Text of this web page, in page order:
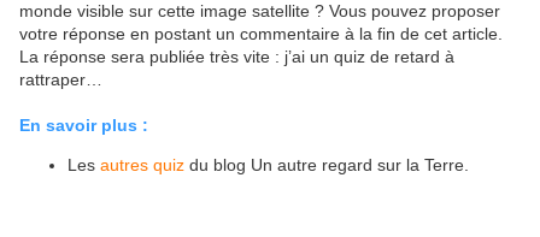
monde visible sur cette image satellite ? Vous pouvez proposer
votre réponse en postant un commentaire à la fin de cet article.
La réponse sera publiée très vite : j’ai un quiz de retard à
rattraper…
En savoir plus :
Les autres quiz du blog Un autre regard sur la Terre.